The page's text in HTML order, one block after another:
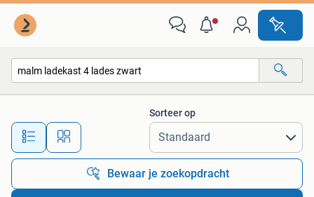
Alle afstanden…
Sorteer op
Bewaar je zoekopdracht